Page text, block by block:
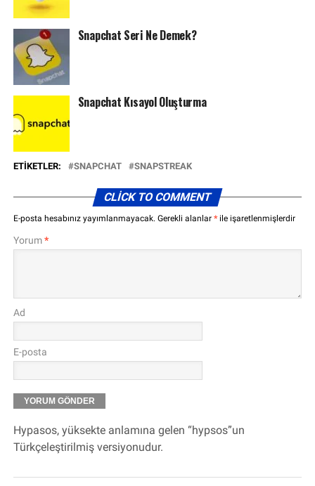
Snapchat Seri Ne Demek?
Snapchat Kısayol Oluşturma
ETIKETLER: SNAPCHAT SNAPSTREAK
CLICK TO COMMENT
E-posta hesabınız yayımlanmayacak. Gerekli alanlar *ile işaretlenmişlerdir
Yorum*
Ad
E-posta
Hypasos, yüksekte anlamına gelen “hypsos”un
Türkçeleştirilmiş versiyonudur.